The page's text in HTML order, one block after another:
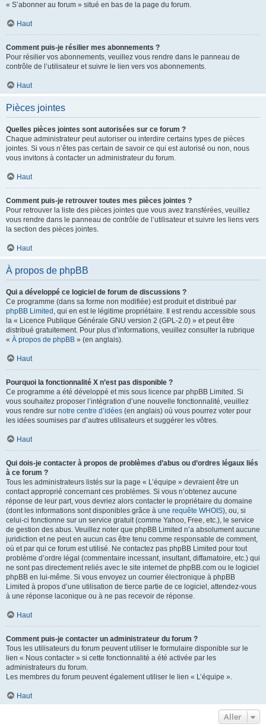
« S’abonner au forum » situé en bas de la page du forum.
Haut
Comment puis-je résilier mes abonnements ?
Pour résilier vos abonnements, veuillez vous rendre dans le panneau de
contrôle de l’utilisateur et suivre le lien vers vos abonnements.
Haut
Pièces jointes
Quelles pièces jointes sont autorisées sur ce forum ?
Chaque administrateur peut autoriser ou interdire certains types de pièces
jointes. Si vous n’êtes pas certain de savoir ce qui est autorisé ou non, nous
vous invitons à contacter un administrateur du forum.
Haut
Comment puis-je retrouver toutes mes pièces jointes ?
Pour retrouver la liste des pièces jointes que vous avez transférées, veuillez
vous rendre dans le panneau de contrôle de l’utilisateur et suivre les liens vers
la section des pièces jointes.
Haut
À propos de phpBB
Qui a développé ce logiciel de forum de discussions ?
Ce programme (dans sa forme non modifiée) est produit et distribué par
phpBB Limited , qui en est le légitime propriétaire. Il est rendu accessible sous
la « Licence Publique Générale GNU version 2 (GPL-2.0) » et peut être
distribué gratuitement. Pour plus d’informations, veuillez consulter la rubrique
« À propos de phpBB » (en anglais).
Haut
Pourquoi la fonctionnalité X n’est pas disponible ?
Ce programme a été développé et mis sous licence par phpBB Limited. Si
vous souhaitez proposer l’intégration d’une nouvelle fonctionnalité, veuillez
vous rendre sur notre centre d’idées (en anglais) où vous pourrez voter pour
les idées soumises par d’autres utilisateurs et suggérer les vôtres.
Haut
Qui dois-je contacter à propos de problèmes d’abus ou d’ordres légaux liés
à ce forum ?
Tous les administrateurs listés sur la page « L’équipe » devraient être un
contact approprié concernant ces problèmes. Si vous n’obtenez aucune
réponse de leur part, vous devriez alors contacter le propriétaire du domaine
(dont les informations sont disponibles grâce à une requête WHOIS), ou, si
celui-ci fonctionne sur un service gratuit (comme Yahoo, Free, etc.), le service
de gestion des abus. Veuillez noter que phpBB Limited n’a absolument aucune
juridiction et ne peut en aucun cas être tenu comme responsable de comment,
où et par qui ce forum est utilisé. Ne contactez pas phpBB Limited pour tout
problème d’ordre légal (commentaire incessant, insultant, diffamatoire, etc.) qui
ne sont pas directement reliés avec le site internet de phpBB.com ou le logiciel
phpBB en lui-même. Si vous envoyez un courrier électronique à phpBB
Limited à propos d’une utilisation de tierce partie de ce logiciel, attendez-vous
à une réponse laconique ou à ne pas recevoir de réponse.
Haut
Comment puis-je contacter un administrateur du forum ?
Tous les utilisateurs du forum peuvent utiliser le formulaire disponible sur le
lien « Nous contacter » si cette fonctionnalité a été activée par les
administrateurs du forum.
Les membres du forum peuvent également utiliser le lien « L’équipe ».
Haut
Aller